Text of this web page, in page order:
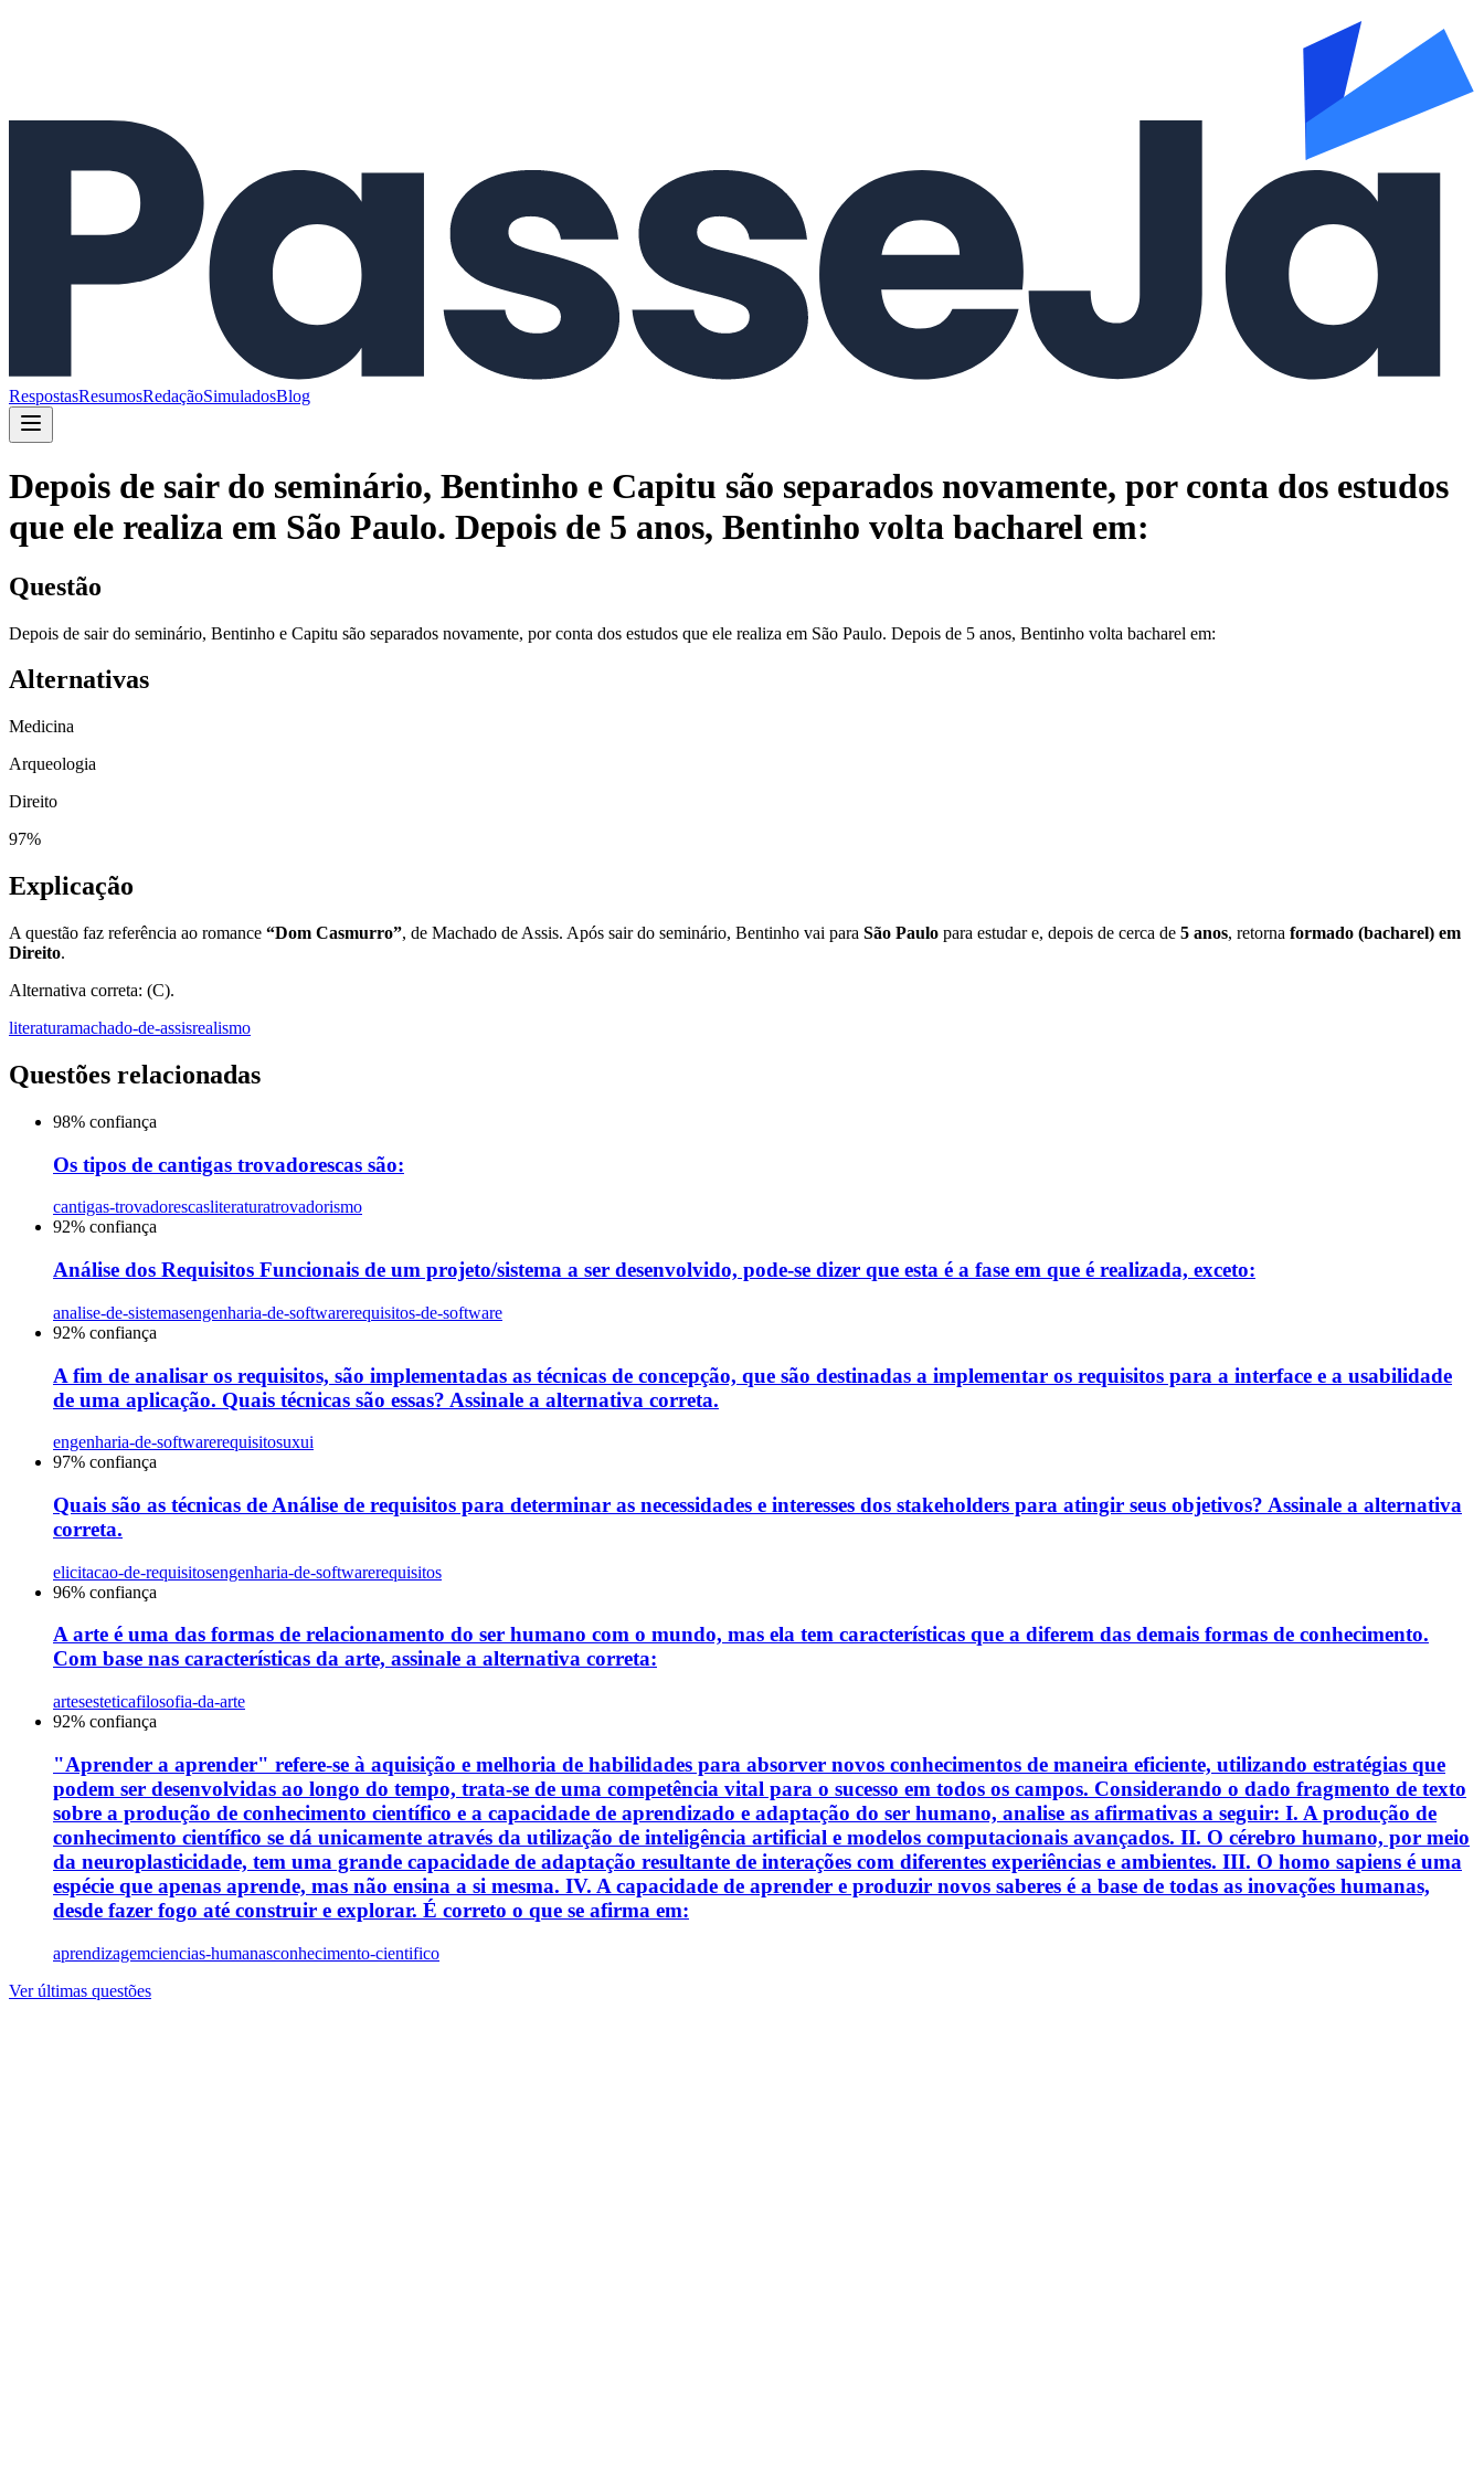
RespostasResumosRedaçãoSimuladosBlog
Depois de sair do seminário, Bentinho e Capitu são separados novamente, por conta dos estudos
que ele realiza em São Paulo. Depois de 5 anos, Bentinho volta bacharel em:
Questão
Depois de sair do seminário, Bentinho e Capitu são separados novamente, por conta dos estudos que ele realiza em São Paulo. Depois de 5 anos, Bentinho volta bacharel em:
Alternativas
Medicina
Arqueologia
Direito
97%
Explicação
A questão faz referência ao romance “Dom Casmurro”, de Machado de Assis. Após sair do seminário, Bentinho vai para São Paulo para estudar e, depois de cerca de 5 anos, retorna formado (bacharel) em
Direito.
Alternativa correta: (C).
literaturamachado-de-assisrealismo
Questões relacionadas
98% confiança
Os tipos de cantigas trovadorescas são:
cantigas-trovadorescasliteraturatrovadorismo
92% confiança
Análise dos Requisitos Funcionais de um projeto/sistema a ser desenvolvido, pode-se dizer que esta é a fase em que é realizada, exceto:
analise-de-sistemasengenharia-de-softwarerequisitos-de-software
92% confiança
A fim de analisar os requisitos, são implementadas as técnicas de concepção, que são destinadas a implementar os requisitos para a interface e a usabilidade
de uma aplicação. Quais técnicas são essas? Assinale a alternativa correta.
engenharia-de-softwarerequisitosuxui
97% confiança
Quais são as técnicas de Análise de requisitos para determinar as necessidades e interesses dos stakeholders para atingir seus objetivos? Assinale a alternativa
correta.
elicitacao-de-requisitosengenharia-de-softwarerequisitos
96% confiança
A arte é uma das formas de relacionamento do ser humano com o mundo, mas ela tem características que a diferem das demais formas de conhecimento.
Com base nas características da arte, assinale a alternativa correta:
artesesteticafilosofia-da-arte
92% confiança
"Aprender a aprender" refere-se à aquisição e melhoria de habilidades para absorver novos conhecimentos de maneira eficiente, utilizando estratégias que
podem ser desenvolvidas ao longo do tempo, trata-se de uma competência vital para o sucesso em todos os campos. Considerando o dado fragmento de texto
sobre a produção de conhecimento científico e a capacidade de aprendizado e adaptação do ser humano, analise as afirmativas a seguir: I. A produção de
conhecimento científico se dá unicamente através da utilização de inteligência artificial e modelos computacionais avançados. II. O cérebro humano, por meio
da neuroplasticidade, tem uma grande capacidade de adaptação resultante de interações com diferentes experiências e ambientes. III. O homo sapiens é uma
espécie que apenas aprende, mas não ensina a si mesma. IV. A capacidade de aprender e produzir novos saberes é a base de todas as inovações humanas,
desde fazer fogo até construir e explorar. É correto o que se afirma em:
aprendizagemciencias-humanasconhecimento-cientifico
Ver últimas questões